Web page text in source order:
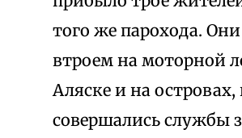
того же парохода.
втроем на моторной
Аляске и на
совершались службы